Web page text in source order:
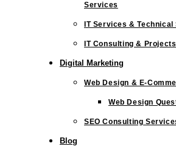
Services
IT Services & Technical
IT Consulting & Projects
Digital Marketing
Web Design & E-
Web Design
SEO Consulting
Blog